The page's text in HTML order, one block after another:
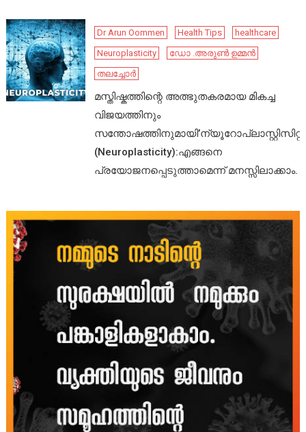
Dr Arun Oommen Health Tips
healthcare
Neuroplasticity
ഡോ .അരുൺ ഉമ്മൻ
തലച്ചോർ
മസ്തിഷ്കത്തിന്റെ അത്ഭുതകരമായ മികച്ച
വിജയത്തിനും
സന്തോഷത്തിനുമായി’ന്യൂറോപ്ലാസ്റ്റിസിറ്റി’
(Neuroplasticity):എങ്ങനെ
പ്രയോജനപ്പെടുത്താമെന്ന് മനസ്സിലാക്കാം.